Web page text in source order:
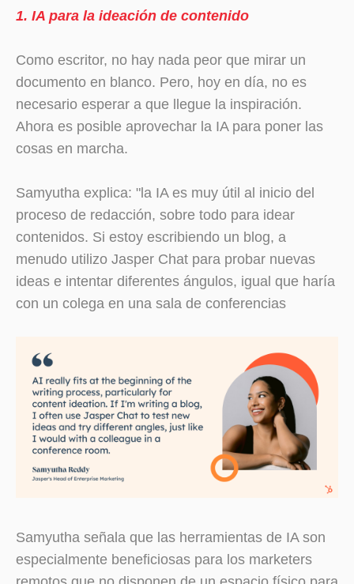
1. IA para la ideación de contenido
Como escritor, no hay nada peor que mirar un
documento en blanco. Pero, hoy en día, no es
necesario esperar a que llegue la inspiración.
Ahora es posible aprovechar la IA para poner las
cosas en marcha.
Samyutha explica: "la IA es muy útil al inicio del
proceso de redacción, sobre todo para idear
contenidos. Si estoy escribiendo un blog, a
menudo utilizo Jasper Chat para probar nuevas
ideas e intentar diferentes ángulos, igual que haría
con un colega en una sala de conferencias
Samyutha señala que las herramientas de IA son
especialmente beneficiosas para los marketers